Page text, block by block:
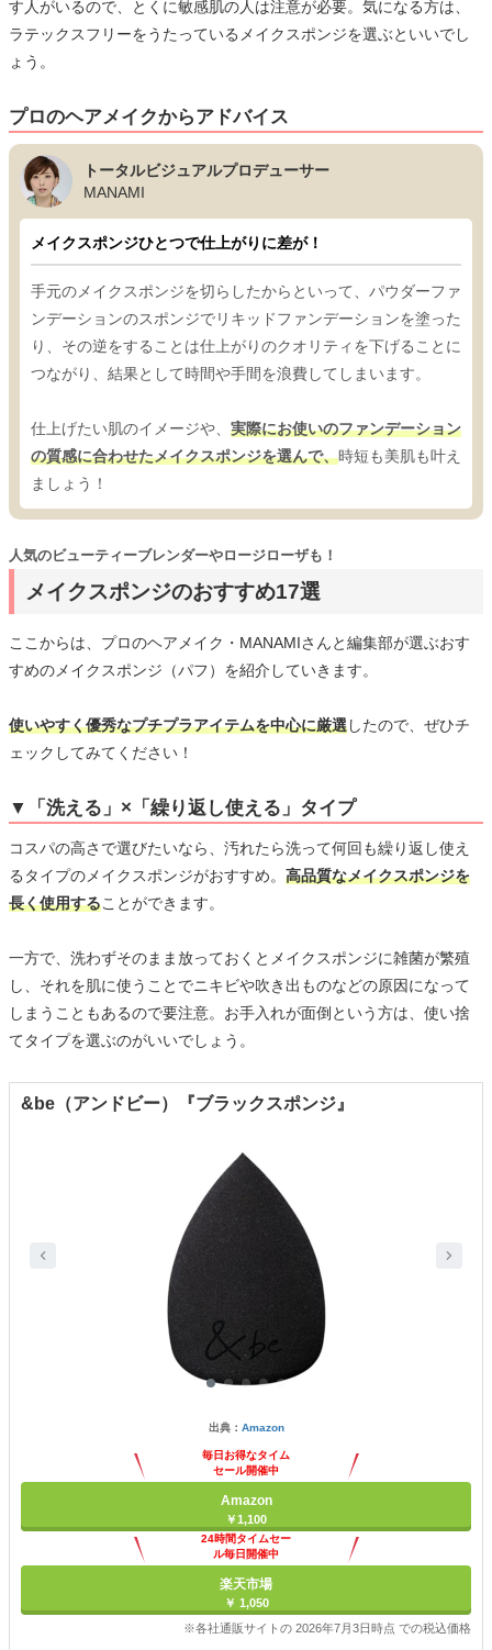
す人がいるので、とくに敏感肌の人は注意が必要。気になる方は、
ラテックスフリーをうたっているメイクスポンジを選ぶといいでし
ょう。
プロのヘアメイクからアドバイス
トータルビジュアルプロデューサー
MANAMI
メイクスポンジひとつで仕上がりに差が！
手元のメイクスポンジを切らしたからといって、パウダーファ
ンデーションのスポンジでリキッドファンデーションを塗った
り、その逆をすることは仕上がりのクオリティを下げることに
つながり、結果として時間や手間を浪費してしまいます。
仕上げたい肌のイメージや、 実際にお使いのファンデーション
の質感に合わせたメイクスポンジを選んで、時短も美肌も叶え
ましょう！
メイクスポンジのおすすめ17選
人気のビューティーブレンダーやロージローザも！
ここからは、プロのヘアメイク・MANAMIさんと編集部が選ぶおす
すめのメイクスポンジ（パフ）を紹介していきます。
使いやすく優秀なプチプラアイテムを中心に厳選したので、ぜひチ
ェックしてみてください！
▼「洗える」×「繰り返し使える」タイプ
コスパの高さで選びたいなら、汚れたら洗って何回も繰り返し使え
るタイプのメイクスポンジがおすすめ。 高品質なメイクスポンジを
長く使用することができます。
一方で、洗わずそのまま放っておくとメイクスポンジに雑菌が繁殖
し、それを肌に使うことでニキビや吹き出ものなどの原因になって
しまうこともあるので要注意。お手入れが面倒という方は、使い捨
てタイプを選ぶのがいいでしょう。
&be（アンドビー）『ブラックスポンジ』
出典： Amazon
毎日お得なタイム
セール開催中
Amazon
￥1,100
24時間タイムセー
ル毎日開催中
楽天市場
￥ 1,050
※各社通販サイトの 2026年7月3日時点 での税込価格